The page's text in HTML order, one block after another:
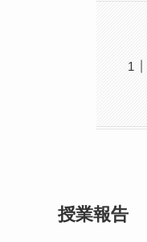
授業報告